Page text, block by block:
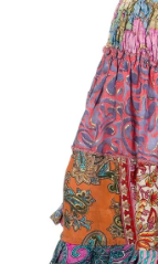
hvězdiček.